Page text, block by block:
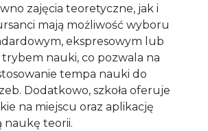
zajęcia teoretyczne, jak i
mają możliwość wyboru
ekspresowym lub
nauki, co pozwala na
tempa nauki do
Dodatkowo, szkoła oferuje
na miejscu oraz aplikację
naukę teorii.